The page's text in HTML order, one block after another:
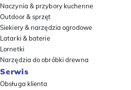
Naczynia & przybory kuchenne
Outdoor & sprzęt
Siekiery & narzędzia ogrodowe
Latarki & baterie
Lornetki
Narzędzia do obróbki drewna
Serwis
Obsługa klienta